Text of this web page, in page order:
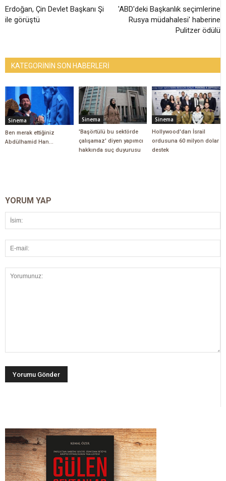
Erdoğan, Çin Devlet Başkanı Şi
ile görüştü
'ABD'deki Başkanlık seçimlerine
Rusya müdahalesi' haberine
Pulitzer ödülü
KATEGORİNİN SON HABERLERİ
Sinema
Ben merak ettiğiniz
Abdülhamid Han...
Sinema
'Başörtülü bu sektörde
çalışamaz' diyen yapımcı
hakkında suç duyurusu
Sinema
Hollywood'dan İsrail
ordusuna 60 milyon dolar
destek
YORUM YAP